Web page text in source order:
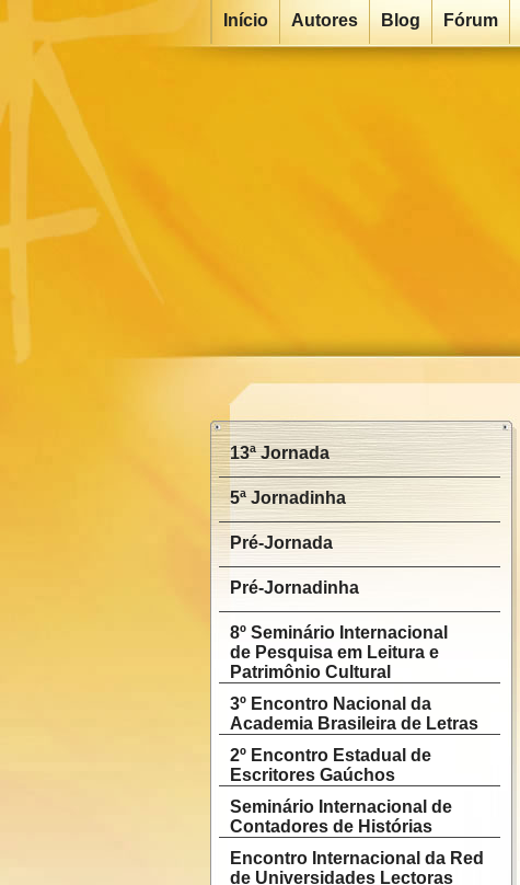
Início Autores Blog Fórum
13ª Jornada
5ª Jornadinha
Pré-Jornada
Pré-Jornadinha
8º Seminário Internacional
de Pesquisa em Leitura e
Patrimônio Cultural
3º Encontro Nacional da
Academia Brasileira de Letras
2º Encontro Estadual de
Escritores Gaúchos
Seminário Internacional de
Contadores de Histórias
Encontro Internacional da Red
de Universidades Lectoras